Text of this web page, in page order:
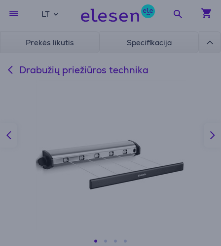
LT
Prekės likutis Specifikacija
Drabužių priežiūros technika